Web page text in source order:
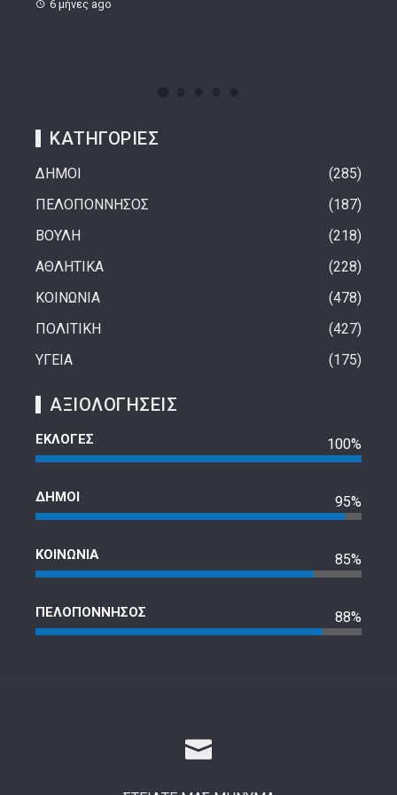
ΚΑΤΗΓΟΡΙΕΣ
ΔΗΜΟΙ
285
ΠΕΛΟΠΟΝΝΗΣΟΣ
187
ΒΟΥΛΗ
218
ΑΘΛΗΤΙΚΑ
228
ΚΟΙΝΩΝΙΑ
478
ΠΟΛΙΤΙΚΗ
427
ΥΓΕΙΑ
175
ΑΞΙΟΛΟΓΗΣΕΙΣ
ΕΚΛΟΓΕΣ 100%
ΔΗΜΟΙ 95%
ΚΟΙΝΩΝΙΑ 85%
ΠΕΛΟΠΟΝΝΗΣΟΣ 88%